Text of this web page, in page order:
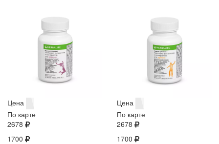
Цена
По карте
2678
1700
Цена
По карте
2678
1700